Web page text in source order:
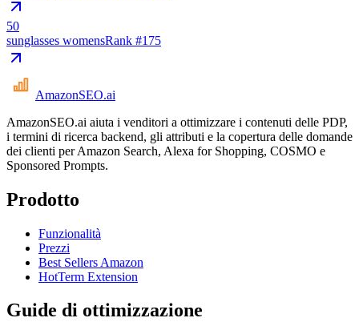
50
sunglasses womensRank #175
AmazonSEO.ai
AmazonSEO.ai aiuta i venditori a ottimizzare i contenuti delle PDP,
i termini di ricerca backend, gli attributi e la copertura delle domande
dei clienti per Amazon Search, Alexa for Shopping, COSMO e
Sponsored Prompts.
Prodotto
Funzionalità
Prezzi
Best Sellers Amazon
HotTerm Extension
Guide di ottimizzazione